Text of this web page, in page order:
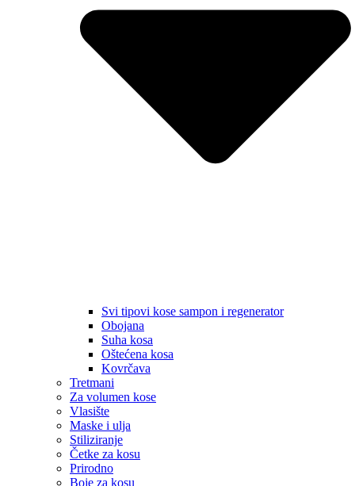
Svi tipovi kose sampon i regenerator
Obojana
Suha kosa
Oštećena kosa
Kovrčava
Tretmani
Za volumen kose
Vlasište
Maske i ulja
Stiliziranje
Četke za kosu
Prirodno
Boje za kosu